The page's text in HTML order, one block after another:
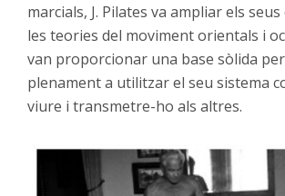
marcials, J. Pilates va ampliar els
les teories del moviment orientals i
van proporcionar una base sòlida
plenament a utilitzar el seu sistema
viure i transmetre-ho als altres.